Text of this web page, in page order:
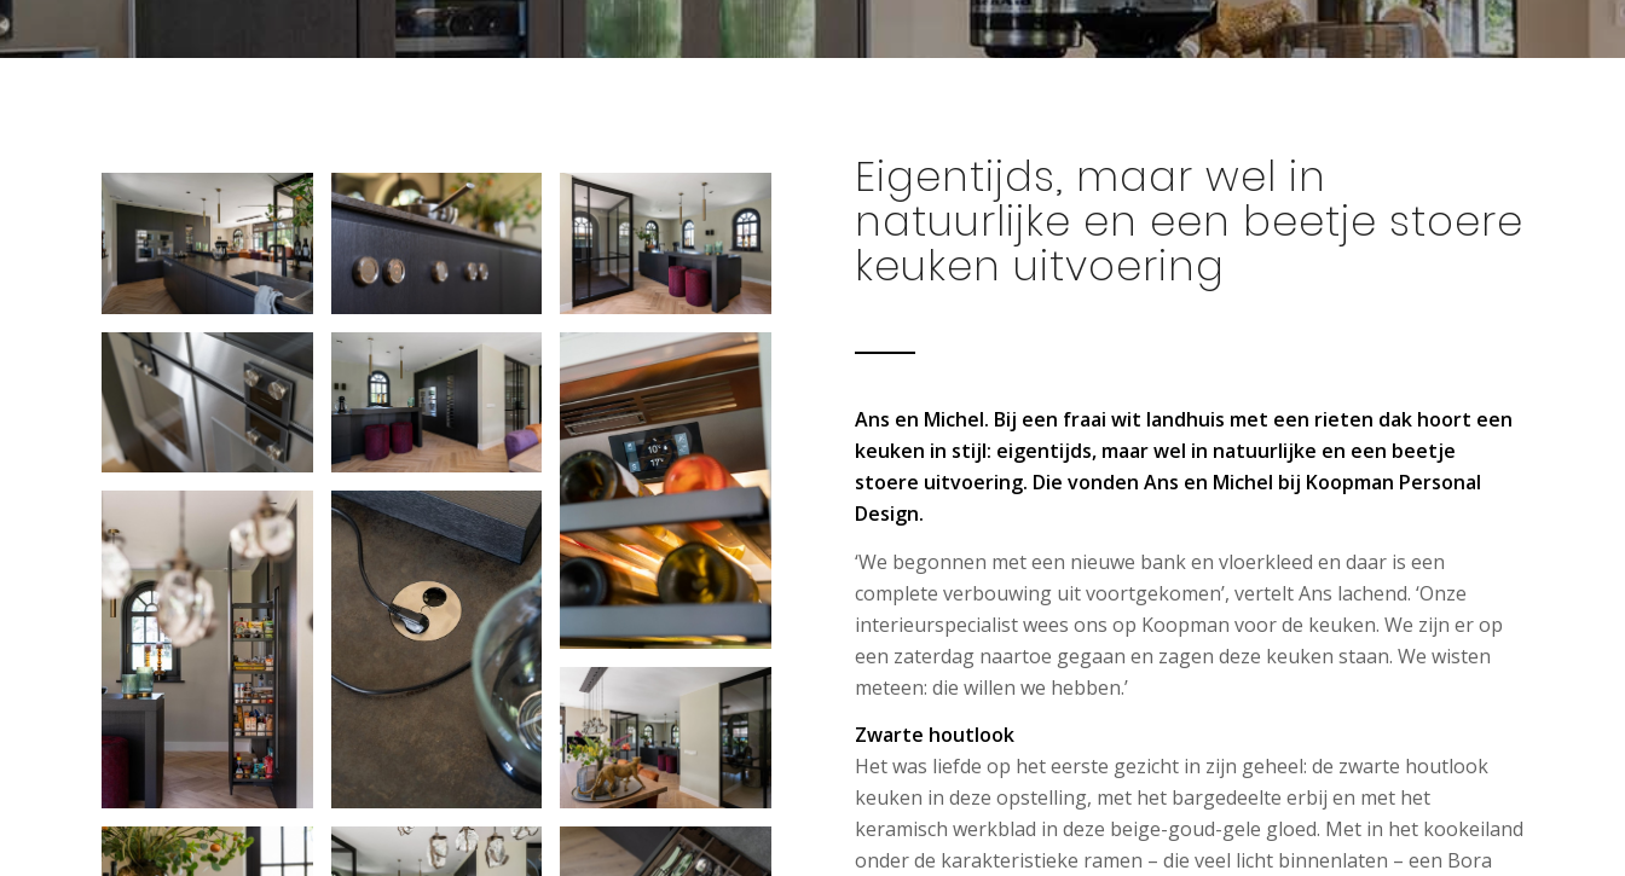
Eigentijds, maar wel in
natuurlijke en een beetje stoere
keuken uitvoering
Ans en Michel. Bij een fraai wit landhuis met een rieten dak hoort een
keuken in stijl: eigentijds, maar wel in natuurlijke en een beetje
stoere uitvoering. Die vonden Ans en Michel bij Koopman Personal
Design.
‘We begonnen met een nieuwe bank en vloerkleed en daar is een
complete verbouwing uit voortgekomen’, vertelt Ans lachend. ‘Onze
interieurspecialist wees ons op Koopman voor de keuken. We zijn er op
een zaterdag naartoe gegaan en zagen deze keuken staan. We wisten
meteen: die willen we hebben.’
Zwarte houtlook
Het was liefde op het eerste gezicht in zijn geheel: de zwarte houtlook
keuken in deze opstelling, met het bargedeelte erbij en met het
keramisch werkblad in deze beige-goud-gele gloed. Met in het kookeiland
onder de karakteristieke ramen – die veel licht binnenlaten – een Bora